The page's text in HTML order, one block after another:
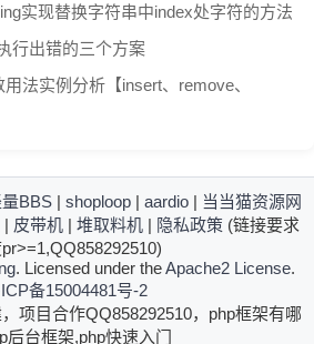
实现替换字符串中index处字符的方法
行出错的三个方案
法实例分析【insert、remove、
BBS | shoploop | aardio | 当当猫资源网
| 皮带机| 堆取料机| 隐私政策 (链接要求
. Licensed under theApache2 License.
备15004481号-2
项目合作QQ858292510，php框架有哪
后台框架,php快速入门